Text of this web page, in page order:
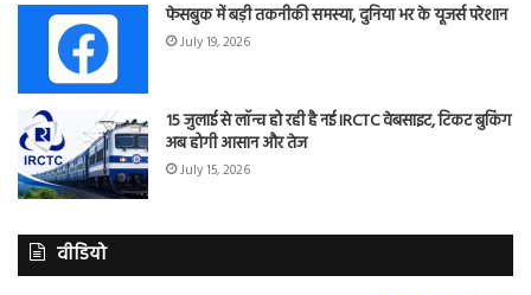
फेसबुक में बड़ी तकनीकी समस्या, दुनिया भर के यूजर्स परेशान
July 19, 2026
15 जुलाई से लॉन्च हो रही है नई IRCTC वेबसाइट, टिकट बुकिंग
अब होगी आसान और तेज
July 15, 2026
वीडियो